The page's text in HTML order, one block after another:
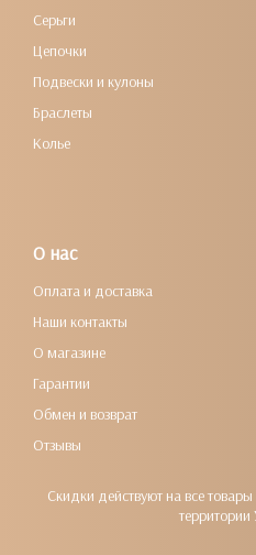
Серьги
Цепочки
Подвески и кулоны
Браслеты
Колье
О нас
Оплата и доставка
Наши контакты
О магазине
Гарантии
Обмен и возврат
Отзывы
Скидки действуют на все